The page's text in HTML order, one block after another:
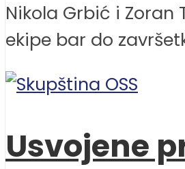
Nikola Grbić i Zoran
ekipe bar do
Usvojene